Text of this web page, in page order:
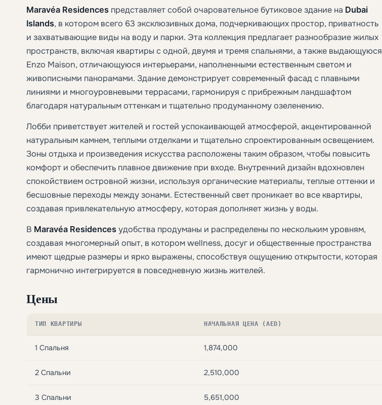
Maravéa Residences представляет собой очаровательное бутиковое здание на Dubai
Islands, в котором всего 63 эксклюзивных дома, подчеркивающих простор, приватность
и захватывающие виды на воду и парки. Эта коллекция предлагает разнообразие жилых
пространств, включая квартиры с одной, двумя и тремя спальнями, а также выдающуюся
Enzo Maison, отличающуюся интерьерами, наполненными естественным светом и
живописными панорамами. Здание демонстрирует современный фасад с плавными
линиями и многоуровневыми террасами, гармонируя с прибрежным ландшафтом
благодаря натуральным оттенкам и тщательно продуманному озеленению.
Лобби приветствует жителей и гостей успокаивающей атмосферой, акцентированной
натуральным камнем, теплыми отделками и тщательно спроектированным освещением.
Зоны отдыха и произведения искусства расположены таким образом, чтобы повысить
комфорт и обеспечить плавное движение при входе. Внутренний дизайн вдохновлен
спокойствием островной жизни, используя органические материалы, теплые оттенки и
бесшовные переходы между зонами. Естественный свет проникает во все квартиры,
создавая привлекательную атмосферу, которая дополняет жизнь у воды.
В Maravéa Residences удобства продуманы и распределены по нескольким уровням,
создавая многомерный опыт, в котором wellness, досуг и общественные пространства
имеют щедрые размеры и ярко выражены, способствуя ощущению открытости, которая
гармонично интегрируется в повседневную жизнь жителей.
Цены
ТИП КВАРТИРЫ НАЧАЛЬНАЯ ЦЕНА (AED)
1 Спальня 1,874,000
2 Спальни 2,510,000
3 Спальни 5,651,000